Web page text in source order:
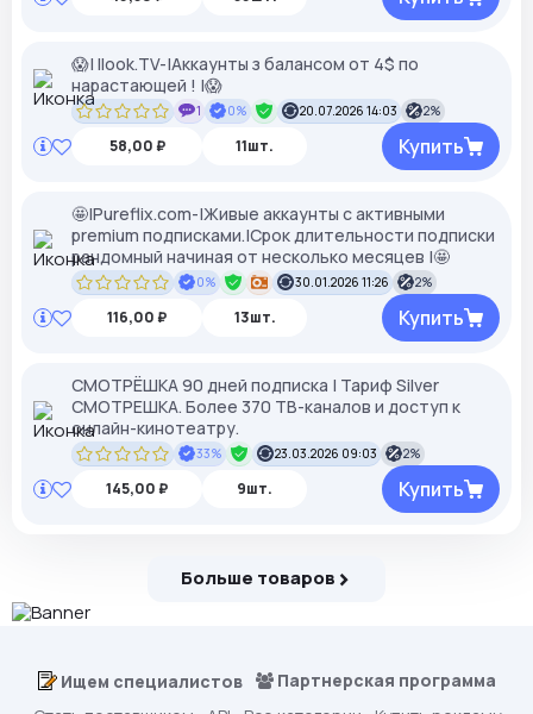
😱| Ilook.TV-|Аккаунты з балансом от 4$ по
нарастающей ! |😱
1 0% 20.07.2026 14:03 2%
58,00 ₽ 11шт. Купить
🤩|Pureflix.com-|Живые аккаунты с активными
premium подписками.|Срок длительности подписки
рандомный начиная от несколько месяцев |🤩
0% 30.01.2026 11:26 2%
116,00 ₽ 13шт. Купить
СМОТРЁШКА 90 дней подписка | Тариф Silver
СМОТРЕШКА. Более 370 ТВ-каналов и доступ к
онлайн-кинотеатру.
33% 23.03.2026 09:03 2%
145,00 ₽ 9шт. Купить
Больше товаров
Ищем специалистов
Партнерская программа